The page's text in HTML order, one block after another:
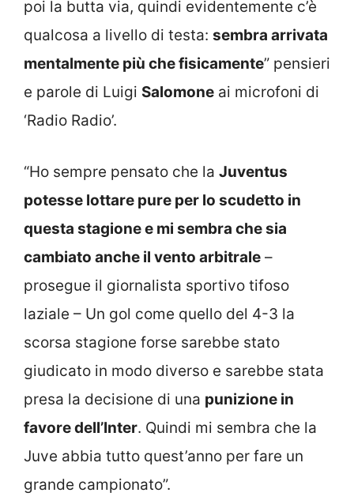
poi la butta via, quindi evidentemente c’è
qualcosa a livello di testa: sembra arrivata
mentalmente più che fisicamente” pensieri
e parole di Luigi Salomone ai microfoni di
‘Radio Radio’.
“Ho sempre pensato che la Juventus
potesse lottare pure per lo scudetto in
questa stagione e mi sembra che sia
cambiato anche il vento arbitrale –
prosegue il giornalista sportivo tifoso
laziale – Un gol come quello del 4-3 la
scorsa stagione forse sarebbe stato
giudicato in modo diverso e sarebbe stata
presa la decisione di una punizione in
favore dell’Inter. Quindi mi sembra che la
Juve abbia tutto quest’anno per fare un
grande campionato”.